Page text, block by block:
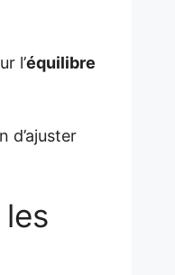
l’équilibre
d’ajuster